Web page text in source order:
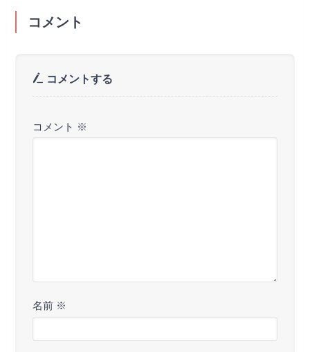
コメント
コメントする
コメント ※
名前 ※